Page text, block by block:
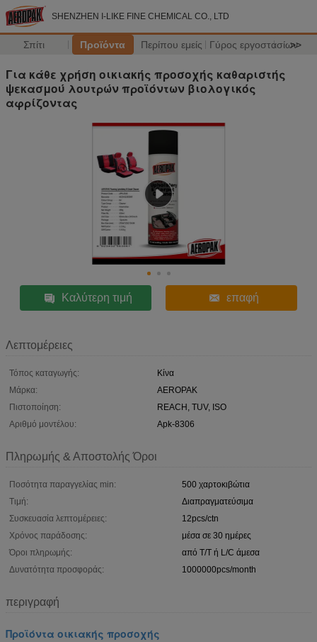
SHENZHEN I-LIKE FINE CHEMICAL CO., LTD
Σπίτι Προϊόντα Περίπου εμείς Γύρος εργοστασίων
>>
Για κάθε χρήση οικιακής προσοχής καθαριστής
ψεκασμού λουτρών προϊόντων βιολογικός
αφρίζοντας
Καλύτερη τιμή επαφή
Λεπτομέρειες
Τόπος καταγωγής:
Κίνα
Μάρκα:
AEROPAK
Πιστοποίηση:
REACH, TUV, ISO
Αριθμό μοντέλου:
Apk-8306
Πληρωμής & Αποστολής Όροι
Ποσότητα παραγγελίας min:
500 χαρτοκιβώτια
Τιμή:
Διαπραγματεύσιμα
Συσκευασία λεπτομέρειες:
12pcs/ctn
Χρόνος παράδοσης:
μέσα σε 30 ημέρες
Όροι πληρωμής:
από T/T ή L/C άμεσα
Δυνατότητα προσφοράς:
1000000pcs/month
περιγραφή
Προϊόντα οικιακής προσοχής